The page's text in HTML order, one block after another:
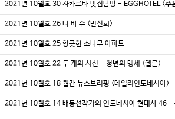
2021년 10월호 30 자카르타 맛집탐방 - EGGHOTEL <주
2021년 10월호 26 나 바 수 <민선희>
2021년 10월호 25 향긋한 소나무 아파트
2021년 10월호 22 두 개의 시선 - 청년의 맹세 <헬른>
2021년 10월호 18 월간 뉴스브리핑 <데일리인도네시아>
2021년 10월호 14 배동선작가의 인도네시아 현대사 46 -